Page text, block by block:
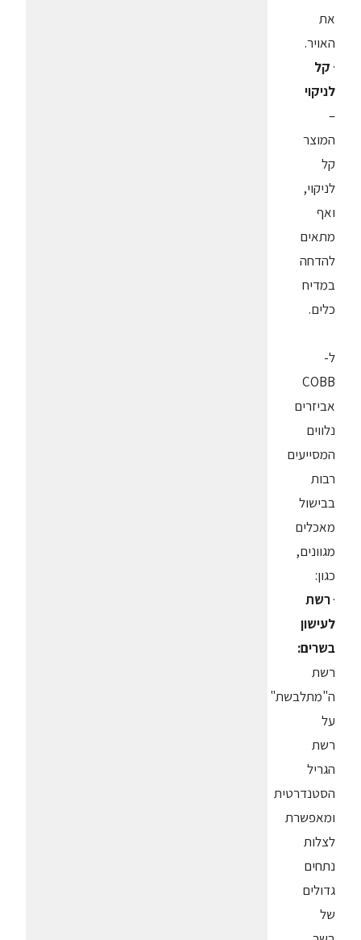
את
האויר.
·קל
לניקוי
–
המוצר
קל
לניקוי,
ואף
מתאים
להדחה
במדיח
כלים.
ל-
COBB
אביזרים
נלווים
המסייעים
רבות
בבישול
מאכלים
מגוונים,
כגון:
·רשת
לעישון
בשרים:
רשת
ה"מתלבשת"
על
רשת
הגריל
הסטנדרטית
ומאפשרת
לצלות
נתחים
גדולים
של